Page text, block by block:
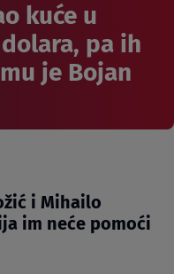
kuće u
pa ih
je Bojan
i Mihailo
im neće pomoći